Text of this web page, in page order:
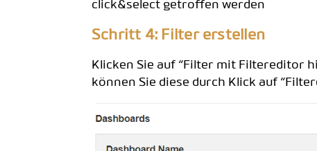
click&select getroffen werden
Schritt 4: Filter erstellen
Klicken Sie auf “Filter mit Filtereditor
können Sie diese durch Klick auf